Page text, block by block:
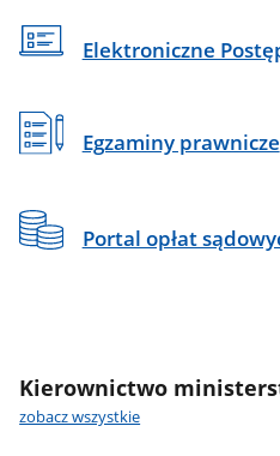
Elektroniczne
Egzaminy prawnicze
Portal opłat
Kierownictwo
zobacz wszystkie